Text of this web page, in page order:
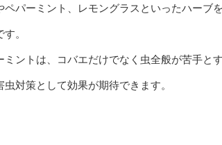
ペパーミント、レモングラスといったハーブ
。
ミントは、コバエだけでなく虫全般が苦手と
対策として効果が期待できます。